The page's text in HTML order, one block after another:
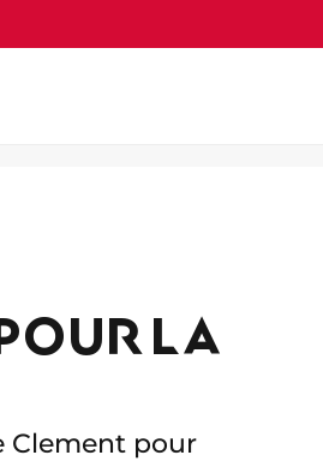
LA
Clement pour